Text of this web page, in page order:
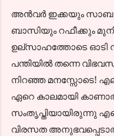
അന്‍വര്‍ ഇക്കയും
ബാസിയും റഫീക്കും
ഉല്സാഹത്തോടെ ഓടി
പന്തിയില്‍ തന്നെ
നിറഞ്ഞ മനസ്സോടെ!
ഏറെ കാലമായി
സംതൃപ്തിയായിരുന്നു
വിരസത